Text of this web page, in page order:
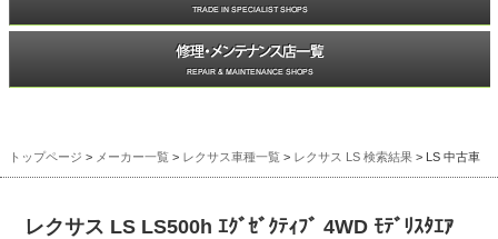
トップページ > メーカー一覧 > レクサス車種一覧 > レクサス LS 検索結果 > LS 中古車
レクサス LS LS500h ｴｸﾞｾﾞｸﾃｨﾌﾞ 4WD ﾓﾃﾞﾘｽﾀｴｱ